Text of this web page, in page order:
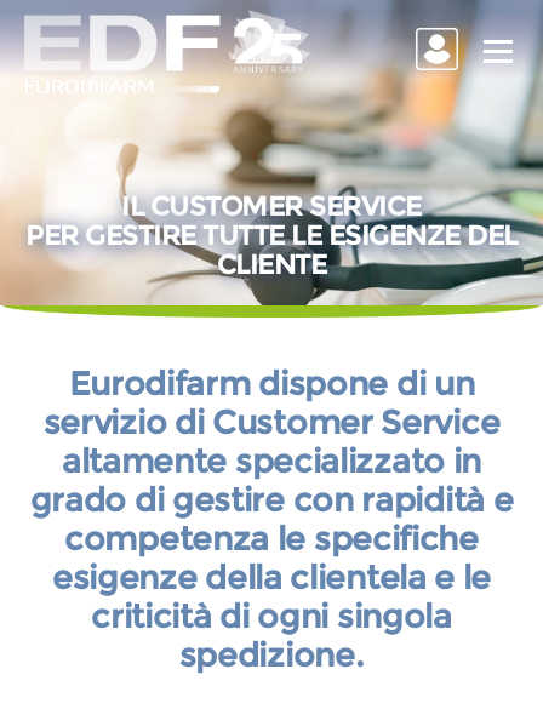
contenuto
Menu
IL CUSTOMER SERVICE
PER GESTIRE TUTTE LE ESIGENZE DEL
CLIENTE
Eurodifarm dispone di un
servizio di Customer Service
altamente specializzato in
grado di gestire con rapidità e
competenza le specifiche
esigenze della clientela e le
criticità di ogni singola
spedizione.